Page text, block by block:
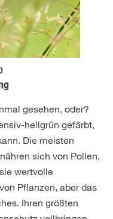
gesehen, oder?
hellgrün gefärbt,
Die meisten
sich von Pollen,
wertvolle
Pflanzen, aber das
Ihren größten